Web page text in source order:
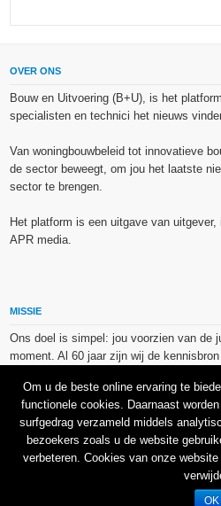
OVER ONS
Bouw en Uitvoering (B+U), is het
specialisten en technici het nieuws
Van woningbouwbeleid tot innovatieve
de sector beweegt, om jou het laatste
sector te brengen.
Het platform is een uitgave van
APR media.
MISSIE
Ons doel is simpel: jou voorzien van de
moment. Al 60 jaar zijn wij de
De op dit platform gebruikte
vrij van rechten verkregen via de bron
binnen de aan APR media (groep) of
de daarmee verkregen rechten
Om u de beste online ervaring te
functionele cookies. Daarnaast
surfgedrag verzameld middels
bezoekers zoals u de website
verbeteren. Cookies van onze
OK